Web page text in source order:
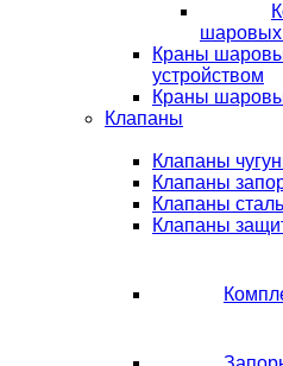
шаровых
Краны
устройством
Краны
Клапаны
Клапаны
Клапаны
Клапаны
Клапаны